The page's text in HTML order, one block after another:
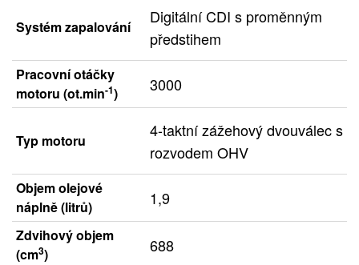
Systém zapalování
Digitální CDI s proměnným
předstihem
Pracovní otáčky
motoru (ot.min-1) 3000
Typ motoru
4-taktní zážehový dvouválec s
rozvodem OHV
Objem olejové
náplně (litrů)
1,9
Zdvihový objem
(cm3) 688